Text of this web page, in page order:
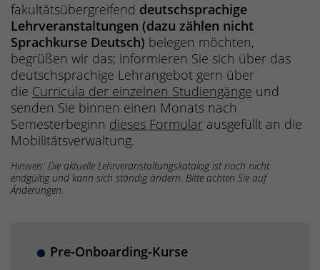
fakultätsübergreifend deutschsprachige
Lehrveranstaltungen (dazu zählen nicht
Sprachkurse Deutsch) belegen möchten,
begrüßen wir das; informieren Sie sich über das
deutschsprachige Lehrangebot gern über
die Curricula der einzelnen Studiengänge und
senden Sie binnen einen Monats nach
Semesterbeginn dieses Formular ausgefüllt an die
Mobilitätsverwaltung.
Hinweis: Die aktuelle Lehrveranstaltungskatalog ist noch nicht
endgültig und kann sich ständig ändern. Bitte achten Sie auf
Änderungen.
Pre-Onboarding-Kurse